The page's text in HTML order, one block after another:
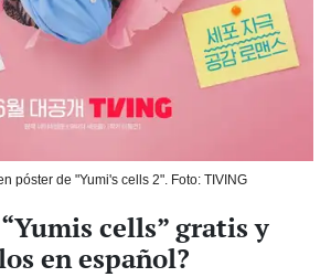
póster de "Yumi's cells 2". Foto: TIVING
cells” gratis y
en español?